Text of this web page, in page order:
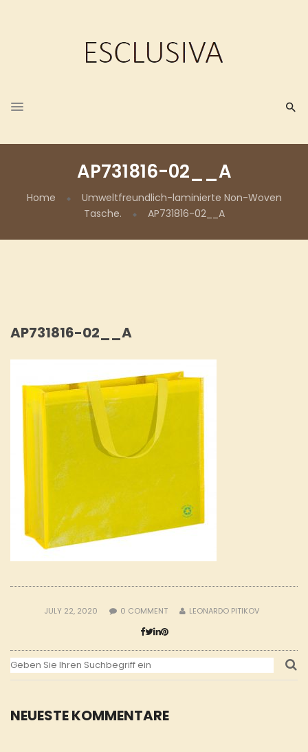
AP731816-02__A
Home
Umweltfreundlich-laminierte Non-Woven
Tasche.
AP731816-02__A
NEUESTE KOMMENTARE
AP731816-02__A
JULY 22, 2020 0 COMMENT LEONARDO PITIKOV